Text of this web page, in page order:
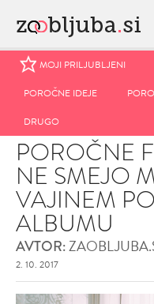
MOJI PRILJUBLJENI
POROČNE IDEJE
DRUGO
MOJI PRILJUBLJENI
POROČNE IDEJE
DRUGO
poročnem albumu
POROČNE
NE SMEJO
VAJINEM
ALBUMU
AVTOR:
2. 10. 2017